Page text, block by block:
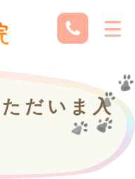
だいま入